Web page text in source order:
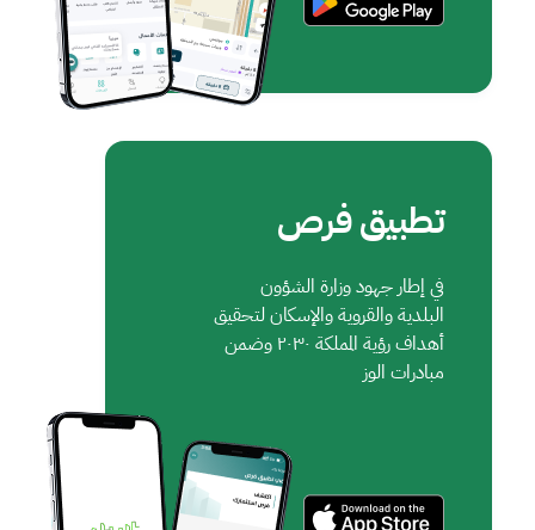
تطبيق فرص
في إطار جهود وزارة الشؤون
البلدية والقروية والإسكان لتحقيق
أهداف رؤية المملكة ٢٠٣٠ وضمن
مبادرات الوز